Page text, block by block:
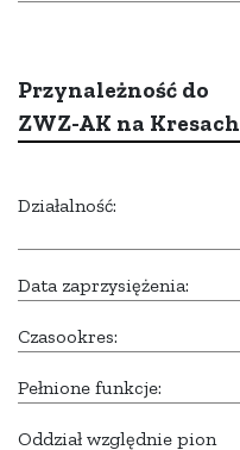
Przynależność do
ZWZ-AK na Kresach
Działalność:
Data zaprzysiężenia:
Czasookres:
Pełnione funkcje:
Oddział względnie pion